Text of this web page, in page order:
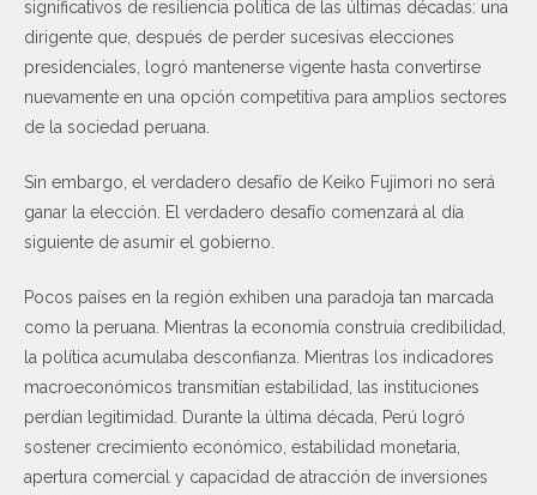
significativos de resiliencia política de las últimas décadas: una
dirigente que, después de perder sucesivas elecciones
presidenciales, logró mantenerse vigente hasta convertirse
nuevamente en una opción competitiva para amplios sectores
de la sociedad peruana.
Sin embargo, el verdadero desafío de Keiko Fujimori no será
ganar la elección. El verdadero desafío comenzará al día
siguiente de asumir el gobierno.
Pocos países en la región exhiben una paradoja tan marcada
como la peruana. Mientras la economía construía credibilidad,
la política acumulaba desconfianza. Mientras los indicadores
macroeconómicos transmitían estabilidad, las instituciones
perdían legitimidad. Durante la última década, Perú logró
sostener crecimiento económico, estabilidad monetaria,
apertura comercial y capacidad de atracción de inversiones